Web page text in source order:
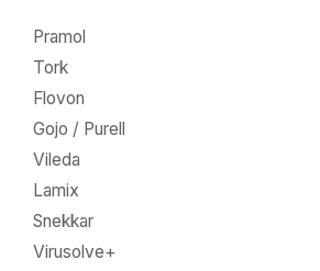
Pramol
Tork
Flovon
Gojo / Purell
Vileda
Lamix
Snekkar
Virusolve+